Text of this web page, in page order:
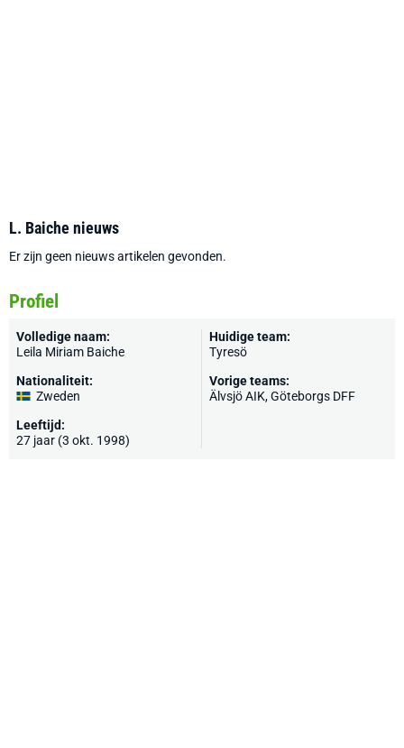
L. Baiche nieuws
Er zijn geen nieuws artikelen gevonden.
Profiel
Volledige naam:
Leila Miriam Baiche
Nationaliteit:
Zweden
Leeftijd:
27 jaar (3 okt. 1998)
Huidige team:
Tyresö
Vorige teams:
Älvsjö AIK, Göteborgs DFF